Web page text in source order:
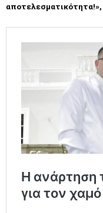
αποτελεσματικότητα!»,